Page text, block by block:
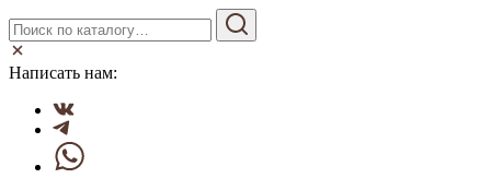
Написать нам: